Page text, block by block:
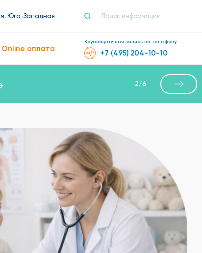
м. Юго-Западная
Online оплата
Круглосуточная запись по телефону
+7 (495) 204-10-10
2/6